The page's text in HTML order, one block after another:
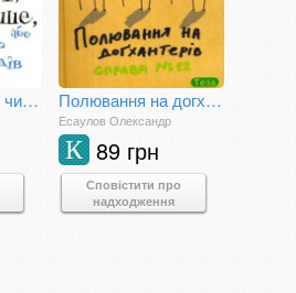
Ой, Лише, або З чим їдять вундеркіндів Полювання на догхантерів. Справа №12
Есаулов Олександр
89 грн
К
Сповістити про
надходження